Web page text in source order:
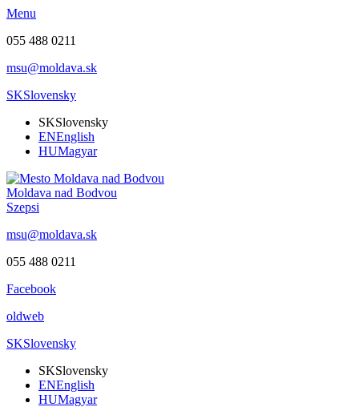
Menu
055 488 0211
msu@moldava.sk
SKSlovensky
SKSlovensky
ENEnglish
HUMagyar
Moldava nad Bodvou
Szepsi
msu@moldava.sk
055 488 0211
Facebook
oldweb
SKSlovensky
SKSlovensky
ENEnglish
HUMagyar